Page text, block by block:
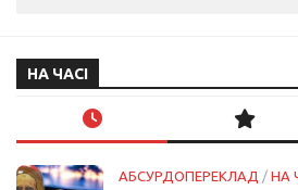
НА ЧАСІ
АБСУРДОПЕРЕКЛАД / НА